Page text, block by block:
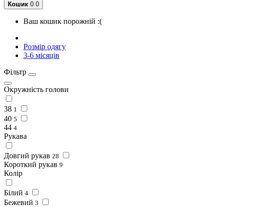
Кошик 0 0
Ваш кошик порожній :(
Розмір одягу
3-6 місяців
Фільтр
Окружність голови
38 1
40 5
44 4
Рукава
Довгий рукав 28
Короткий рукав 9
Колір
Білий 4
Бежевий 3